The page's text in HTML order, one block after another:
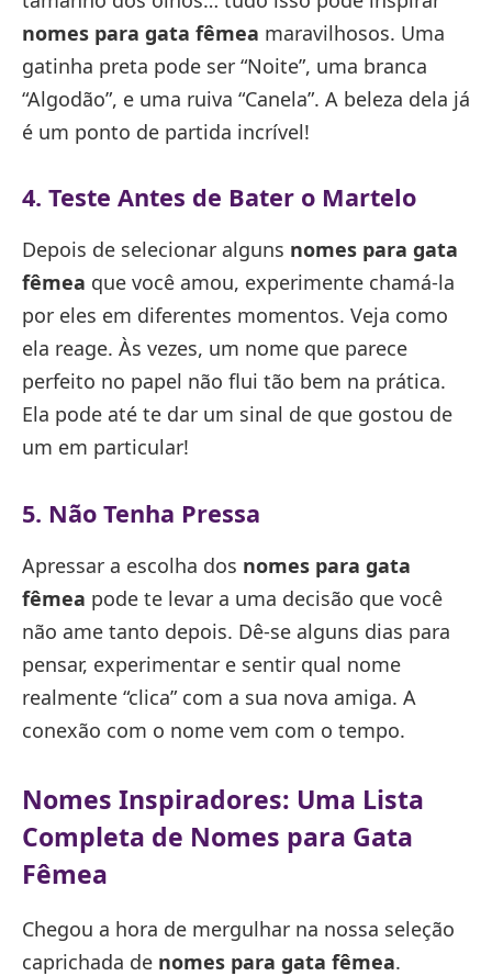
nomes para gata fêmea maravilhosos. Uma
gatinha preta pode ser “Noite”, uma branca
“Algodão”, e uma ruiva “Canela”. A beleza dela já
é um ponto de partida incrível!
4. Teste Antes de Bater o Martelo
Depois de selecionar alguns nomes para gata
fêmea que você amou, experimente chamá-la
por eles em diferentes momentos. Veja como
ela reage. Às vezes, um nome que parece
perfeito no papel não flui tão bem na prática.
Ela pode até te dar um sinal de que gostou de
um em particular!
5. Não Tenha Pressa
Apressar a escolha dos nomes para gata
fêmea pode te levar a uma decisão que você
não ame tanto depois. Dê-se alguns dias para
pensar, experimentar e sentir qual nome
realmente “clica” com a sua nova amiga. A
conexão com o nome vem com o tempo.
Nomes Inspiradores: Uma Lista
Completa de Nomes para Gata
Fêmea
Chegou a hora de mergulhar na nossa seleção
caprichada de nomes para gata fêmea.